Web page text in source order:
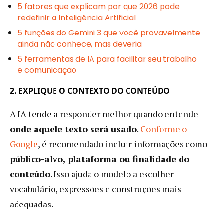
5 fatores que explicam por que 2026 pode
redefinir a Inteligência Artificial
5 funções do Gemini 3 que você provavelmente
ainda não conhece, mas deveria
5 ferramentas de IA para facilitar seu trabalho
e comunicação
2. EXPLIQUE O CONTEXTO DO CONTEÚDO
A IA tende a responder melhor quando entende
onde aquele texto será usado. Conforme o
Google, é recomendado incluir informações como
público-alvo, plataforma ou finalidade do
conteúdo. Isso ajuda o modelo a escolher
vocabulário, expressões e construções mais
adequadas.